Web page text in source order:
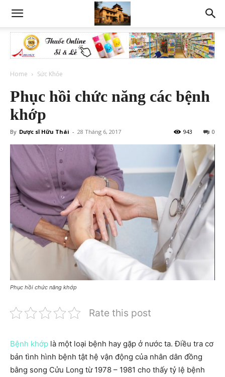
Home Sức Khỏe
Phục hồi chức năng các bệnh
khớp
By Dược sĩ Hữu Thái - 28 Tháng 6, 2017 0
943
Phục hồi chức năng khớp
Rate this post
Bệnh khớp là một loại bệnh hay gặp ở nước ta. Điều tra cơ
bản tình hình bệnh tật hệ vận động của nhân dân đồng
bằng song Cửu Long từ 1978 – 1981 cho thấy tỷ lệ bệnh